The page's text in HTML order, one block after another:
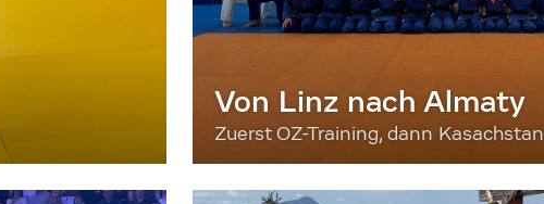
Von Linz nach Almaty
Zuerst OZ-Training, dann Kasachstan